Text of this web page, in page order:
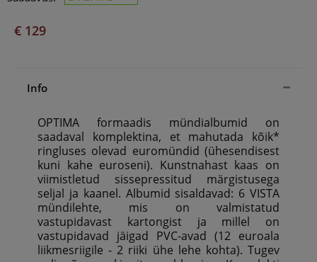
€ 129
Info
OPTIMA formaadis mündialbumid on
saadaval komplektina, et mahutada kõik*
ringluses olevad euromündid (ühesendisest
kuni kahe euroseni). Kunstnahast kaas on
viimistletud sissepressitud märgistusega
seljal ja kaanel. Albumid sisaldavad: 6 VISTA
mündilehte, mis on valmistatud
vastupidavast kartongist ja millel on
vastupidavad jäigad PVC-avad (12 euroala
liikmesriigile - 2 riiki ühe lehe kohta). Tugev